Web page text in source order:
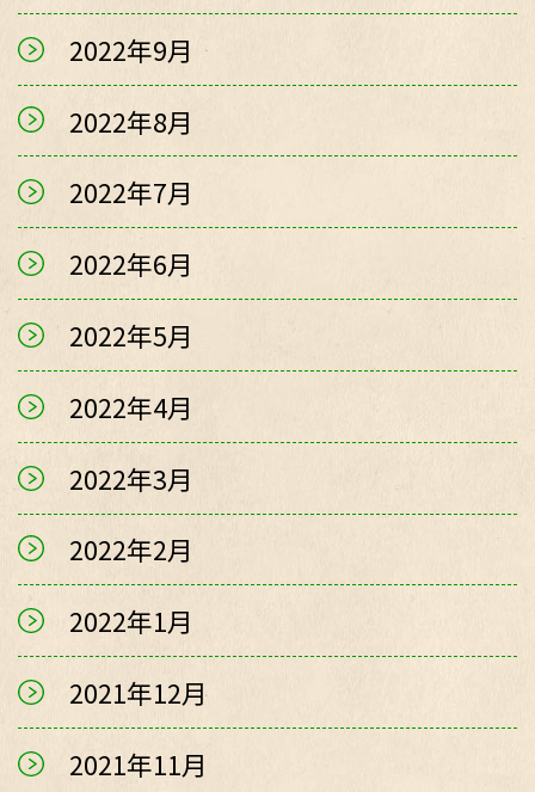
2022年9月
2022年8月
2022年7月
2022年6月
2022年5月
2022年4月
2022年3月
2022年2月
2022年1月
2021年12月
2021年11月